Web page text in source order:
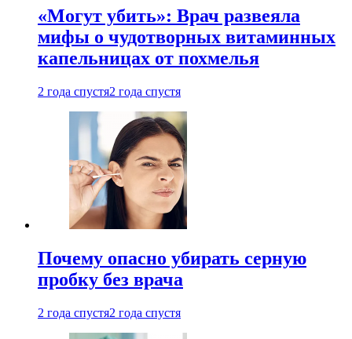
«Могут убить»: Врач развеяла
мифы о чудотворных витаминных
капельницах от похмелья
2 года спустя2 года спустя
Почему опасно убирать серную
пробку без врача
2 года спустя2 года спустя